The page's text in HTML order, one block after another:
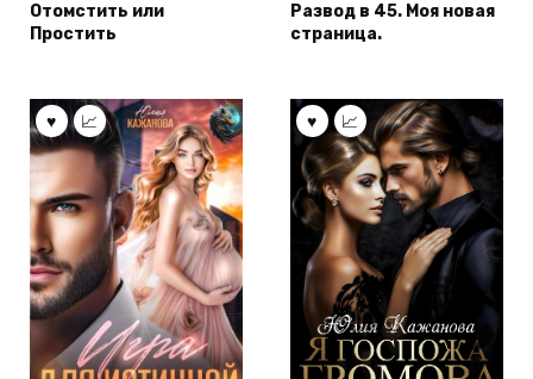
Отомстить или
Простить
Развод в 45. Моя новая
страница.